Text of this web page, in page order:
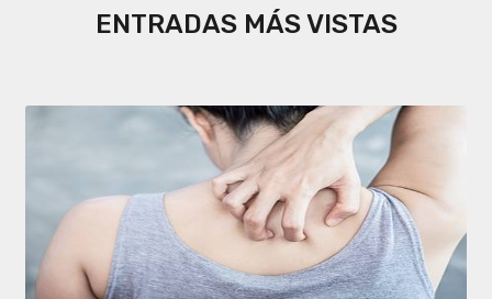
ENTRADAS MÁS VISTAS